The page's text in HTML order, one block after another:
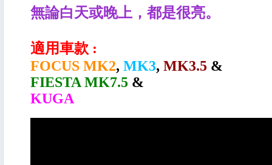
無論白天或晚上，都是很亮。
適用車款 :
FOCUS MK2, MK3, MK3.5 &
FIESTA MK7.5 &
KUGA